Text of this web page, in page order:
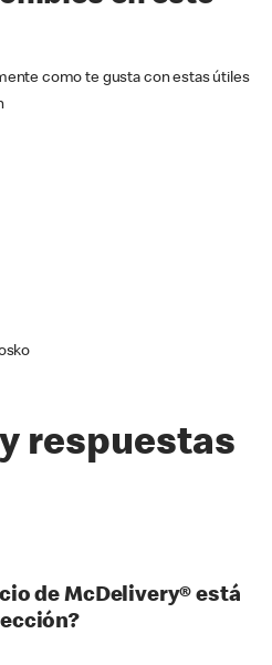
como te gusta con estas útiles
respuestas
de McDelivery® está